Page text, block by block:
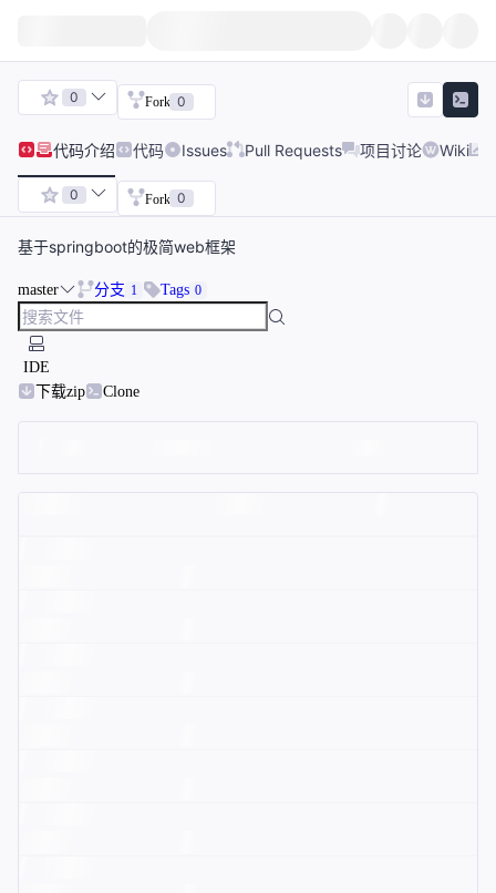
0 Fork 0
代码介绍 代码 Issues Pull Requests 项目讨论 Wiki
0 Fork 0
基于springboot的极简web框架
master 分支 1 Tags 0
IDE
下载zip
Clone